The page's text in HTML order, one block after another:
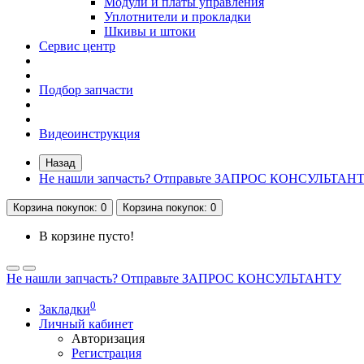
Уплотнители и прокладки
Шкивы и штоки
Сервис центр
Подбор запчасти
Видеоинструкция
Назад
Не нашли запчасть? Отправьте ЗАПРОС
Корзинапокупок: 0 Корзинапокупок: 0
В корзине пусто!
Не нашли запчасть? Отправьте ЗАПРОС КОНСУЛЬТАНТУ
Закладки0
Личный кабинет
Авторизация
Регистрация